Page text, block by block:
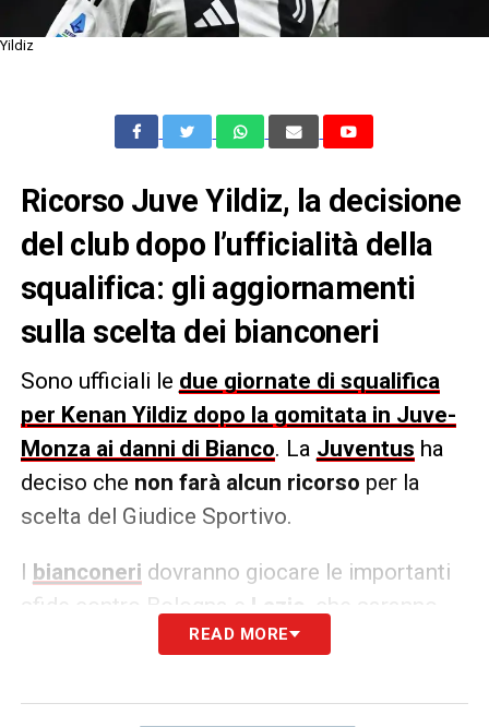
Yildiz
Ricorso Juve Yildiz, la decisione
del club dopo l’ufficialità della
squalifica: gli aggiornamenti
sulla scelta dei bianconeri
Sono ufficiali le due giornate di squalifica
per Kenan Yildiz dopo la gomitata in Juve-
Monza ai danni di Bianco. La Juventus ha
deciso che non farà alcun ricorso per la
scelta del Giudice Sportivo.
I bianconeri dovranno giocare le importanti
sfide contro Bologna e Lazio
, che saranno
decisive per la volata Champions,
soprattutto in difesa e in attacco.
READ MORE